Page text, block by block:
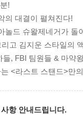
!
의 대결이 펼쳐진다!
놀드 슈왈제네거가 돌
고 김지운 스타일의
, FBI 팀원들 & 마약
<라스트 스탠드>만
항 안내드립니다.